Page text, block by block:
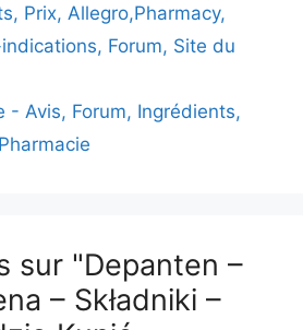
Prix, Allegro,Pharmacy,
Forum, Site du
- Avis, Forum, Ingrédients,
sur "Depanten –
– Składniki –